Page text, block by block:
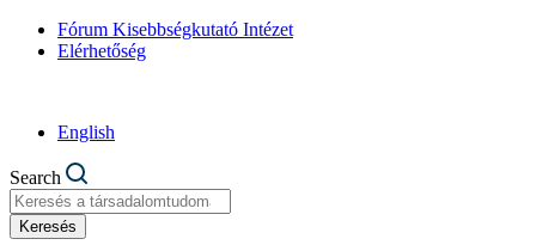
Fórum Kisebbségkutató Intézet
Elérhetőség
English
Search
Keresés